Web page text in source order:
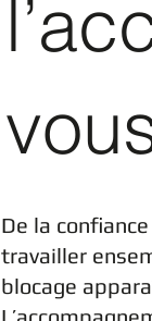
De la
travailler
blocage